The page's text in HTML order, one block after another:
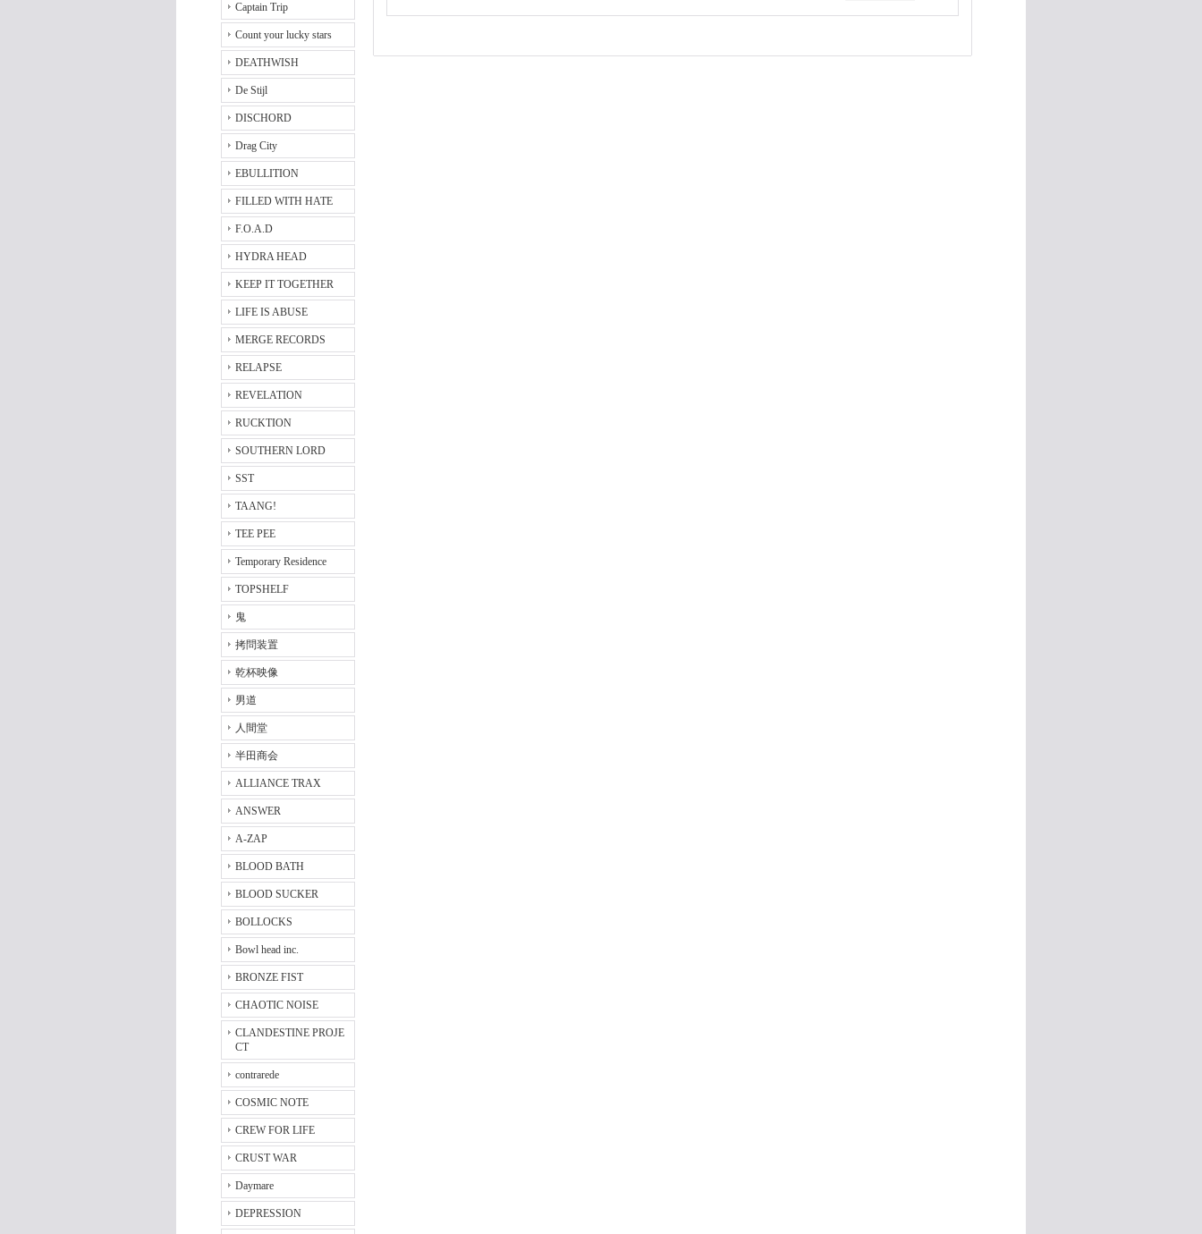
Captain Trip
Count your lucky stars
DEATHWISH
De Stijl
DISCHORD
Drag City
EBULLITION
FILLED WITH HATE
F.O.A.D
HYDRA HEAD
KEEP IT TOGETHER
LIFE IS ABUSE
MERGE RECORDS
RELAPSE
REVELATION
RUCKTION
SOUTHERN LORD
SST
TAANG!
TEE PEE
Temporary Residence
TOPSHELF
鬼
拷問装置
乾杯映像
男道
人間堂
半田商会
ALLIANCE TRAX
ANSWER
A-ZAP
BLOOD BATH
BLOOD SUCKER
BOLLOCKS
Bowl head inc.
BRONZE FIST
CHAOTIC NOISE
CLANDESTINE PROJE
CT
contrarede
COSMIC NOTE
CREW FOR LIFE
CRUST WAR
Daymare
DEPRESSION